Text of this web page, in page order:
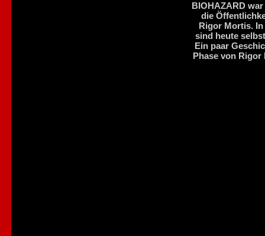
BIOHAZARD
die
Rigor Mortis.
sind heute
Ein paar
Phase von